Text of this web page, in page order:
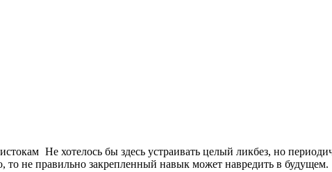
Не хотелось бы здесь устраивать целый ликбез, но
то не правильно закрепленный навык может навредить в будущем.